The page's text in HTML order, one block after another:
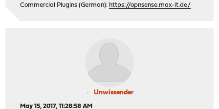
Commercial Plugins (German): https://opnsense.max-it.de/
Unwissender
May 15, 2017, 11:28:58 AM